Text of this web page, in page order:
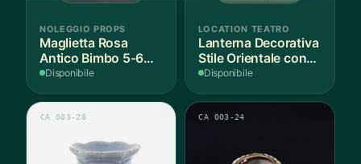
NOLEGGIO PROPS
Maglietta Rosa
Antico Bimbo 5-6
Anni Cotone - 1
Disponibile
LOCATION TEATRO
Lanterna Decorativa
Stile Orientale con
Vetri Rossi
Disponibile
CA 003-28 CA 003-24